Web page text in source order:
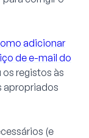
adicionar
de e-mail do
registos às
apropriados
(e